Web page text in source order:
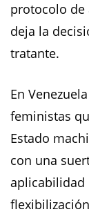
protocolo de
deja la
tratante.
En
feministas
Estado
con una
aplicabilidad